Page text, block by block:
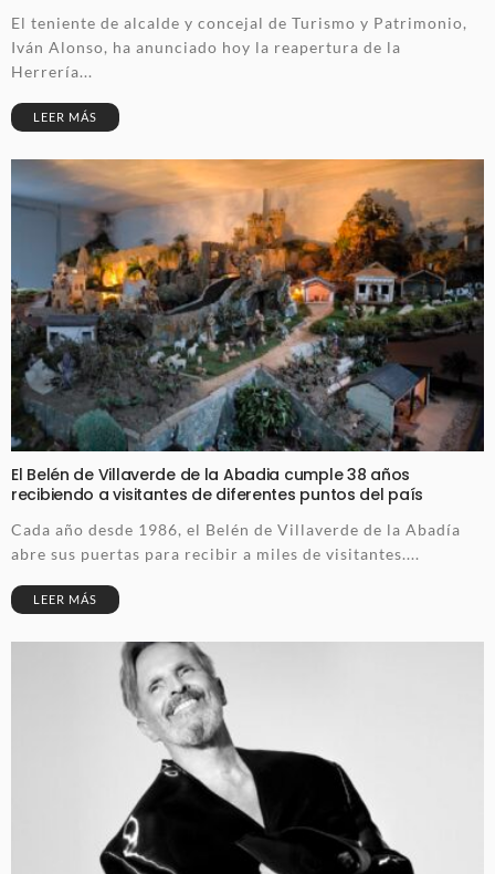
El teniente de alcalde y concejal de Turismo y Patrimonio,
Iván Alonso, ha anunciado hoy la reapertura de la
Herrería...
LEER MÁS
El Belén de Villaverde de la Abadia cumple 38 años
recibiendo a visitantes de diferentes puntos del país
Cada año desde 1986, el Belén de Villaverde de la Abadía
abre sus puertas para recibir a miles de visitantes....
LEER MÁS